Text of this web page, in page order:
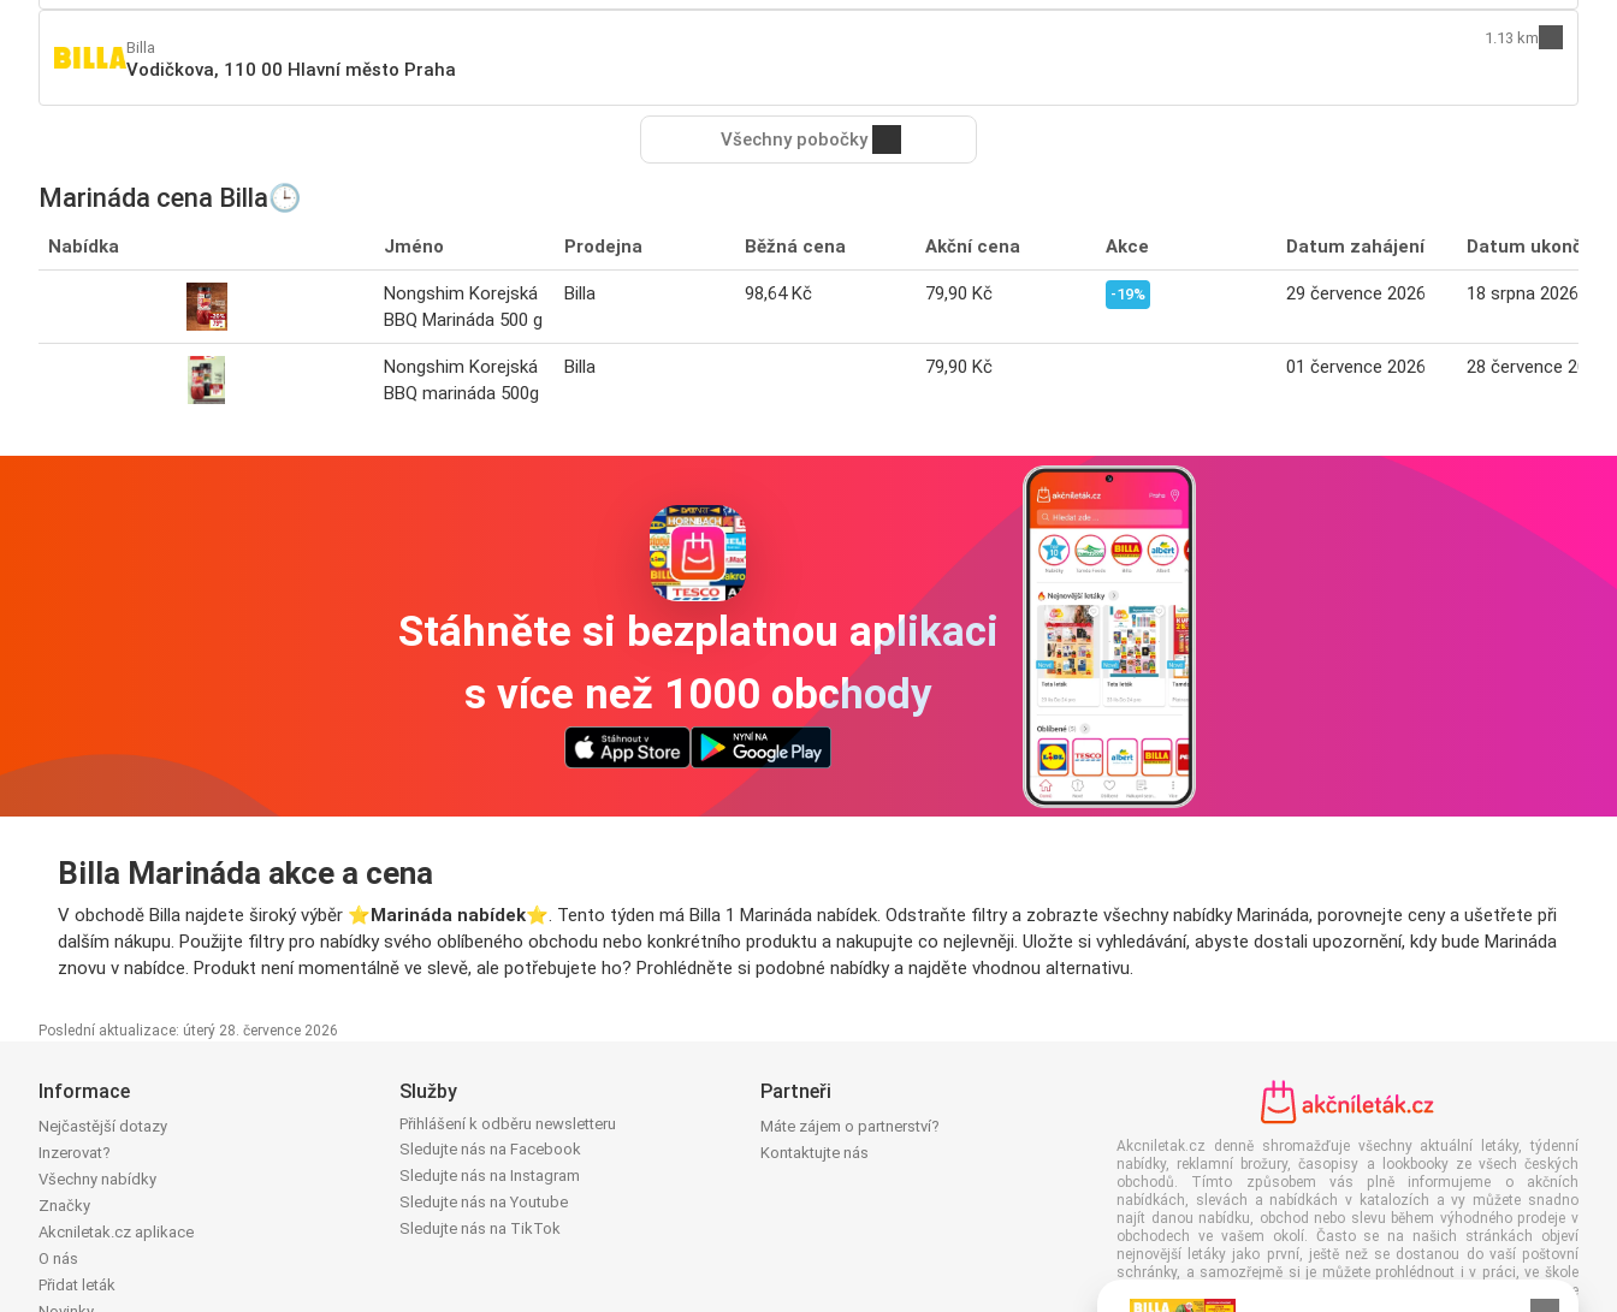
Billa
Vodičkova, 110 00 Hlavní město Praha
1.13 km
Všechny pobočky
Marináda cena Billa🕒
Nabídka Jméno Prodejna Běžná cena Akční cena Akce Datum zahájení Datum ukončení
Nongshim Korejská
BBQ Marináda 500 g
Billa 98,64 Kč 79,90 Kč -19% 29 července 2026 18 srpna 2026
Nongshim Korejská
BBQ marináda 500g
Billa 79,90 Kč 01 července 2026 28 července 2026
Stáhněte si bezplatnou aplikaci
s více než 1000 obchody
Billa Marináda akce a cena
V obchodě Billa najdete široký výběr ⭐️Marináda nabídek⭐️. Tento týden má Billa 1 Marináda nabídek. Odstraňte filtry a zobrazte všechny nabídky Marináda, porovnejte ceny a ušetřete při
dalším nákupu. Použijte filtry pro nabídky svého oblíbeného obchodu nebo konkrétního produktu a nakupujte co nejlevněji. Uložte si vyhledávání, abyste dostali upozornění, kdy bude Marináda
znovu v nabídce. Produkt není momentálně ve slevě, ale potřebujete ho? Prohlédněte si podobné nabídky a najděte vhodnou alternativu.
Poslední aktualizace: úterý 28. července 2026
Informace
Nejčastější dotazy
Inzerovat?
Všechny nabídky
Značky
Akcniletak.cz aplikace
O nás
Přidat leták
Služby
Přihlášení k odběru newsletteru
Sledujte nás na Facebook
Sledujte nás na Instagram
Sledujte nás na Youtube
Sledujte nás na TikTok
Partneři
Máte zájem o partnerství?
Kontaktujte nás
Akcniletak.cz denně shromažďuje všechny aktuální letáky, týdenní
nabídky, reklamní brožury, časopisy a lookbooky ze všech českých
obchodů. Tímto způsobem vás plně informujeme o akčních
nabídkách, slevách a nabídkách v katalozích a vy můžete snadno
najít danou nabídku, obchod nebo slevu během výhodného prodeje v
obchodech ve vašem okolí. Často se na našich stránkách objeví
nejnovější letáky jako první, ještě než se dostanou do vaší poštovní
schránky, a samozřejmě si je můžete prohlédnout i v práci, ve škole
nebo v obchodě. Dejte si Akcniletak.cz do oblíbených a ušetřete
spoustu času i peněz. Navíc čtením digitálních reklamních letáků